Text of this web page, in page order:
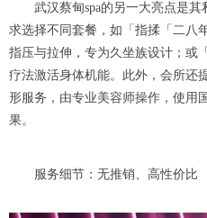
武汉蔡甸spa的另一大亮点是其
求选择不同套餐，如「指揉「二八
指压与拉伸，专为久坐族设计；或
疗法激活身体机能。此外，会所还
形服务，由专业美容师操作，使用
果。
服务细节：无推销、高性价比